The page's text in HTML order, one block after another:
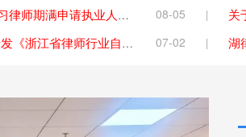
关于拟组织2026年第四批实习律师期满申请执业人员考核的通知 08-05
湖律协〔2025〕18号 关于转发《浙江省律师行业自媒体行为 自律公约》的通知
07-02